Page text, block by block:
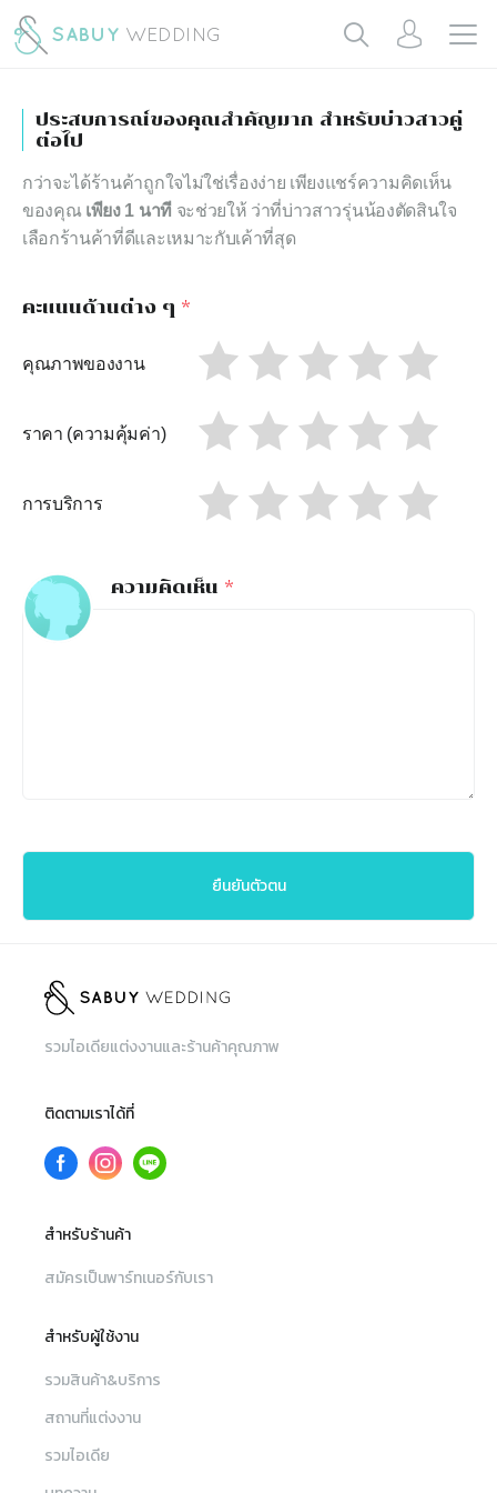
ประสบการณ์ของคุณสำคัญมาก สำหรับบ่าวสาวคู่
ต่อไป
กว่าจะได้ร้านค้าถูกใจไม่ใช่เรื่องง่าย เพียงแชร์ความคิดเห็น
ของคุณ เพียง 1 นาที จะช่วยให้ ว่าที่บ่าวสาวรุ่นน้องตัดสินใจ
เลือกร้านค้าที่ดีและเหมาะกับเค้าที่สุด
คะแนนด้านต่าง ๆ *
คุณภาพของงาน
ราคา (ความคุ้มค่า)
การบริการ
ความคิดเห็น *
ยืนยันตัวตน
รวมไอเดียแต่งงานและร้านค้าคุณภาพ
ติดตามเราได้ที่
สำหรับร้านค้า
สมัครเป็นพาร์ทเนอร์กับเรา
สำหรับผู้ใช้งาน
รวมสินค้า&บริการ
สถานที่แต่งงาน
รวมไอเดีย